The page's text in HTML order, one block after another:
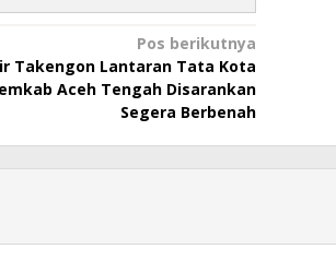
Pos berikutnya
Takengon Lantaran Tata Kota
Aceh Tengah Disarankan
Segera Berbenah